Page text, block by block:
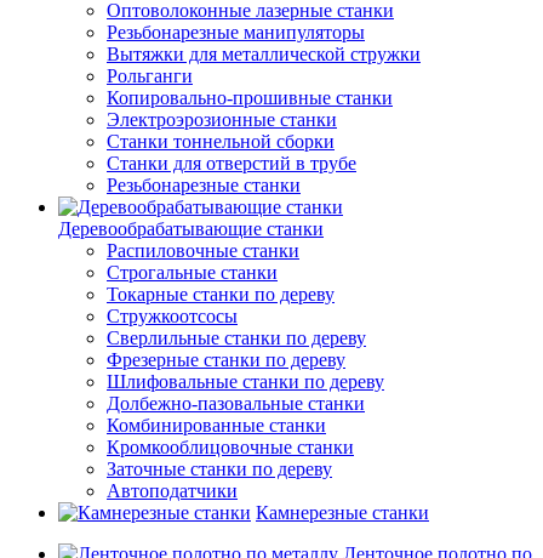
Оптоволоконные лазерные станки
Резьбонарезные манипуляторы
Вытяжки для металлической стружки
Рольганги
Копировально-прошивные станки
Электроэрозионные станки
Станки тоннельной сборки
Станки для отверстий в трубе
Резьбонарезные станки
Деревообрабатывающие станки
Распиловочные станки
Строгальные станки
Токарные станки по дереву
Стружкоотсосы
Сверлильные станки по дереву
Фрезерные станки по дереву
Шлифовальные станки по дереву
Долбежно-пазовальные станки
Комбинированные станки
Кромкооблицовочные станки
Заточные станки по дереву
Автоподатчики
Камнерезные станки
Ленточное полотно по